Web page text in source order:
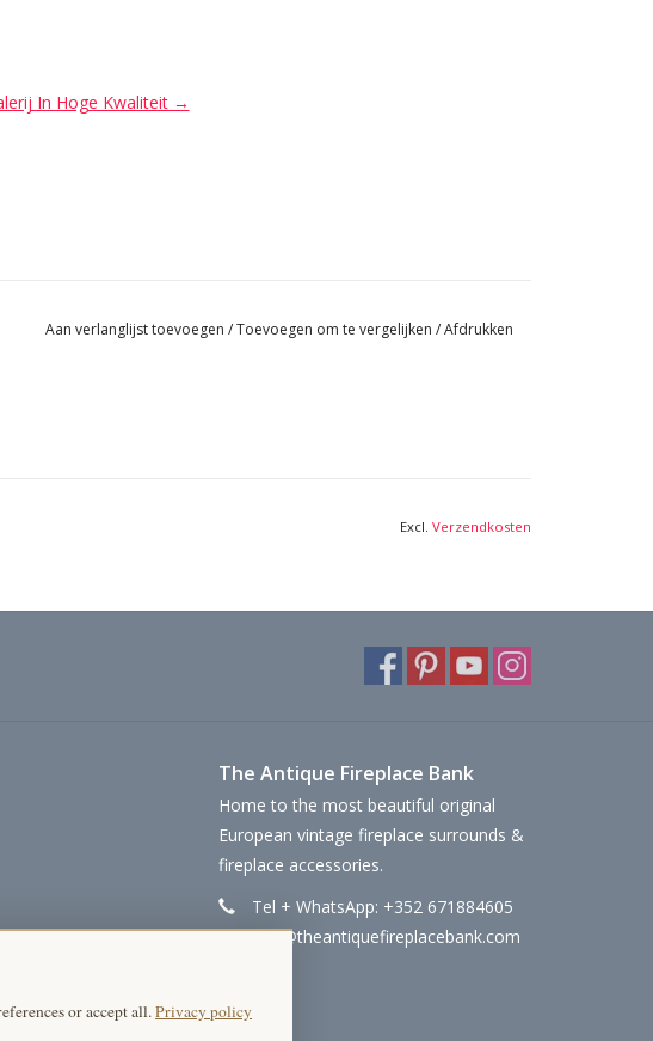
In Hoge Kwaliteit →
Aan verlanglijst toevoegen /Toevoegen om te vergelijken /Afdrukken
Excl. Verzendkosten
The Antique Fireplace Bank
Home to the most beautiful original
European vintage fireplace surrounds &
fireplace accessories.
Tel + WhatsApp: +352 671884605
info@theantiquefireplacebank.com
or accept all.Privacy policy